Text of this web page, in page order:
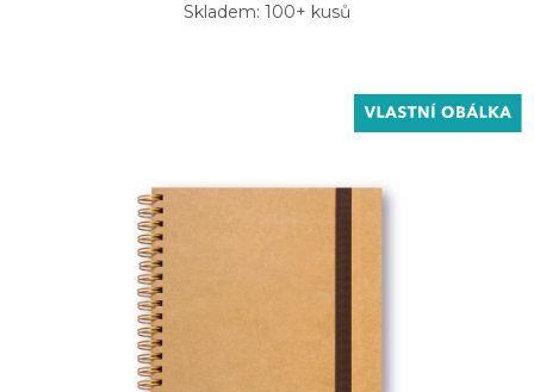
Skladem: 100+ kusů